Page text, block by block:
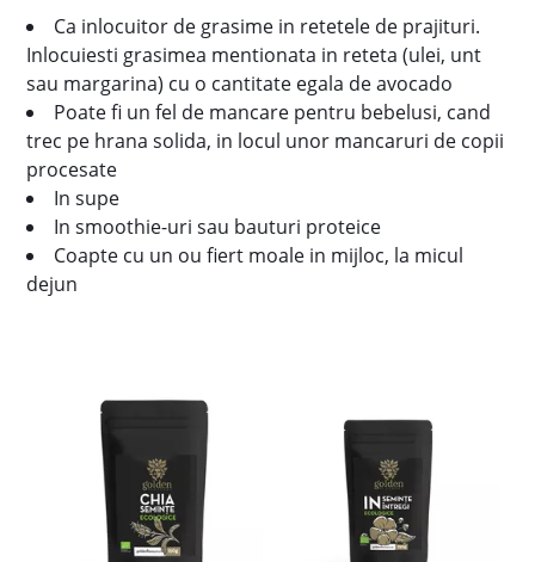
Ca inlocuitor de grasime in retetele de prajituri.
Inlocuiesti grasimea mentionata in reteta (ulei, unt
sau margarina) cu o cantitate egala de avocado
Poate fi un fel de mancare pentru bebelusi, cand
trec pe hrana solida, in locul unor mancaruri de copii
procesate
In supe
In smoothie-uri sau bauturi proteice
Coapte cu un ou fiert moale in mijloc, la micul
dejun